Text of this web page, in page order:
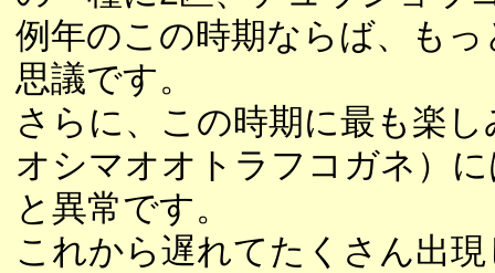
例年のこの時期ならば、も
思議です。
さらに、この時期に最も楽
オシマオオトラフコガネ）
と異常です。
これから遅れてたくさん出